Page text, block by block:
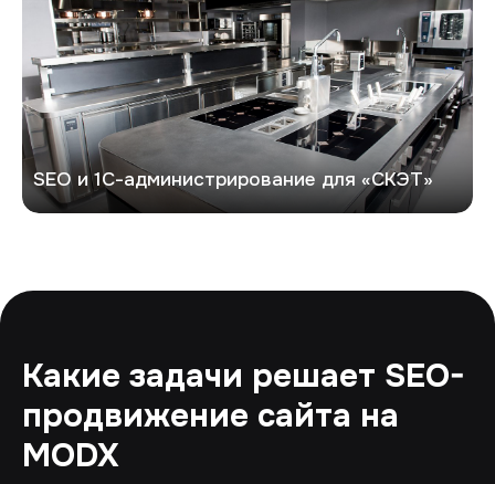
SEO и 1С-администрирование для «СКЭТ»
Какие задачи решает SEO-
продвижение сайта на
MODX